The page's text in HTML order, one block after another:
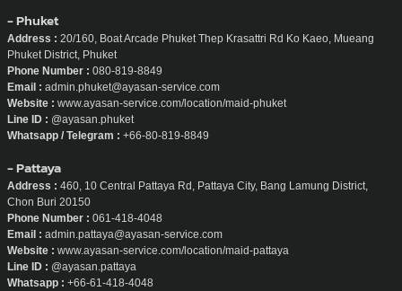
- Phuket
Address : 20/160, Boat Arcade Phuket Thep Krasattri Rd Ko Kaeo, Mueang
Phuket District, Phuket
Phone Number : 080-819-8849
Email : admin.phuket@ayasan-service.com
Website : www.ayasan-service.com/location/maid-phuket
Line ID : @ayasan.phuket
Whatsapp / Telegram : +66-80-819-8849
- Pattaya
Address : 460, 10 Central Pattaya Rd, Pattaya City, Bang Lamung District,
Chon Buri 20150
Phone Number : 061-418-4048
Email : admin.pattaya@ayasan-service.com
Website : www.ayasan-service.com/location/maid-pattaya
Line ID : @ayasan.pattaya
Whatsapp : +66-61-418-4048